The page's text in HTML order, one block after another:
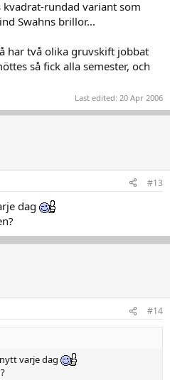
rundad variant som
Swahns brillor...
har två olika gruvskift jobbat
så fick alla semester, och
Last edited: 20 Apr 2006
#13
dag
#14
varje dag